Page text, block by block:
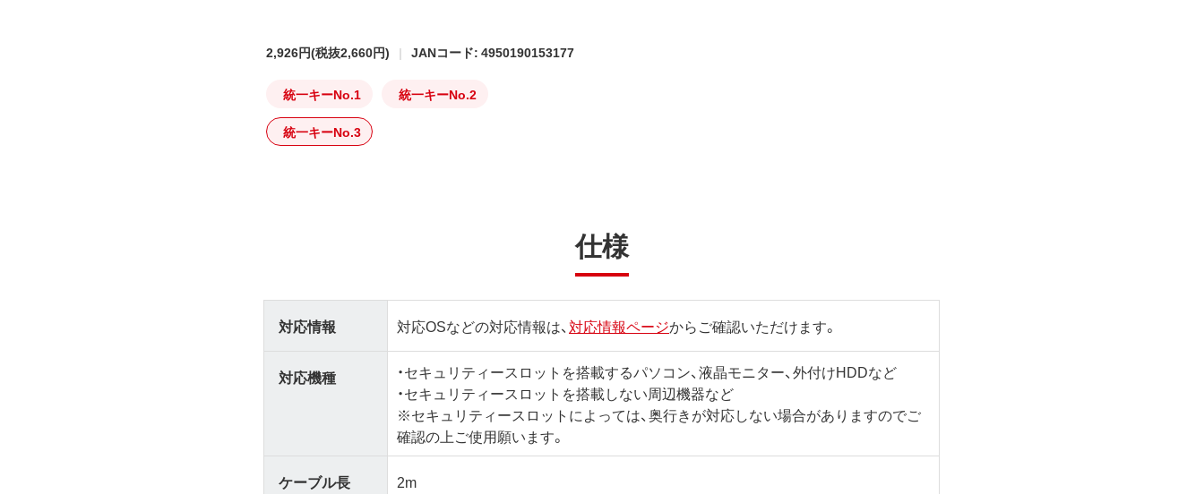
2,926円(税抜2,660円) JANコード: 4950190153177
統一キーNo.1 統一キーNo.2
統一キーNo.3
仕様
対応情報 対応OSなどの対応情報は、対応情報ページからご確認いただけます。
対応機種
・セキュリティースロットを搭載するパソコン、液晶モニター、外付けHDDなど
・セキュリティースロットを搭載しない周辺機器など
※セキュリティースロットによっては、奥行きが対応しない場合がありますのでご
確認の上ご使用願います。
ケーブル長 2m